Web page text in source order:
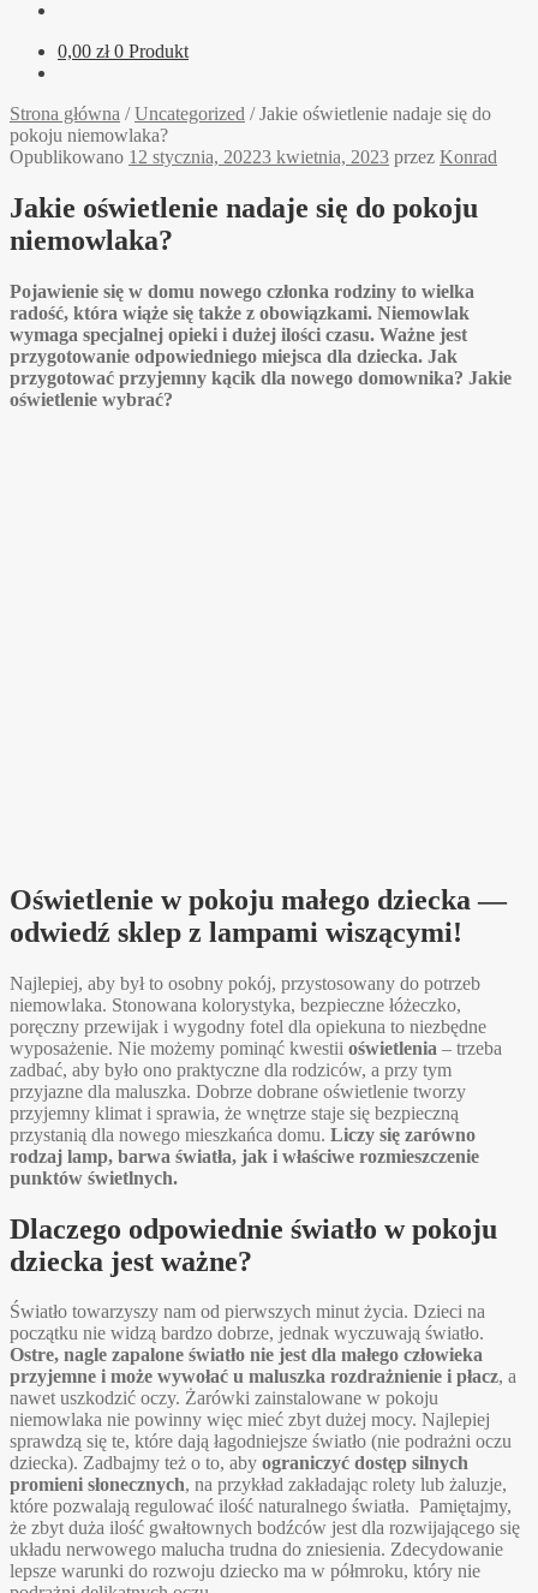
0,00 zł 0 Produkt
Strona główna /Uncategorized /Jakie oświetlenie nadaje się do
pokoju niemowlaka?
Opublikowano 12 stycznia, 20223 kwietnia, 2023 przez Konrad
Jakie oświetlenie nadaje się do pokoju
niemowlaka?
Pojawienie się w domu nowego członka rodziny to wielka
radość, która wiąże się także z obowiązkami. Niemowlak
wymaga specjalnej opieki i dużej ilości czasu. Ważne jest
przygotowanie odpowiedniego miejsca dla dziecka. Jak
przygotować przyjemny kącik dla nowego domownika? Jakie
oświetlenie wybrać?
Oświetlenie w pokoju małego dziecka —
odwiedź sklep z lampami wiszącymi!
Najlepiej, aby był to osobny pokój, przystosowany do potrzeb
niemowlaka. Stonowana kolorystyka, bezpieczne łóżeczko,
poręczny przewijak i wygodny fotel dla opiekuna to niezbędne
wyposażenie. Nie możemy pominąć kwestii oświetlenia – trzeba
zadbać, aby było ono praktyczne dla rodziców, a przy tym
przyjazne dla maluszka. Dobrze dobrane oświetlenie tworzy
przyjemny klimat i sprawia, że wnętrze staje się bezpieczną
przystanią dla nowego mieszkańca domu. Liczy się zarówno
rodzaj lamp, barwa światła, jak i właściwe rozmieszczenie
punktów świetlnych.
Dlaczego odpowiednie światło w pokoju
dziecka jest ważne?
Światło towarzyszy nam od pierwszych minut życia. Dzieci na
początku nie widzą bardzo dobrze, jednak wyczuwają światło.
Ostre, nagle zapalone światło nie jest dla małego człowieka
przyjemne i może wywołać u maluszka rozdrażnienie i płacz, a
nawet uszkodzić oczy. Żarówki zainstalowane w pokoju
niemowlaka nie powinny więc mieć zbyt dużej mocy. Najlepiej
sprawdzą się te, które dają łagodniejsze światło (nie podrażni oczu
dziecka). Zadbajmy też o to, aby ograniczyć dostęp silnych
promieni słonecznych, na przykład zakładając rolety lub żaluzje,
które pozwalają regulować ilość naturalnego światła. Pamiętajmy,
że zbyt duża ilość gwałtownych bodźców jest dla rozwijającego się
układu nerwowego malucha trudna do zniesienia. Zdecydowanie
lepsze warunki do rozwoju dziecko ma w półmroku, który nie